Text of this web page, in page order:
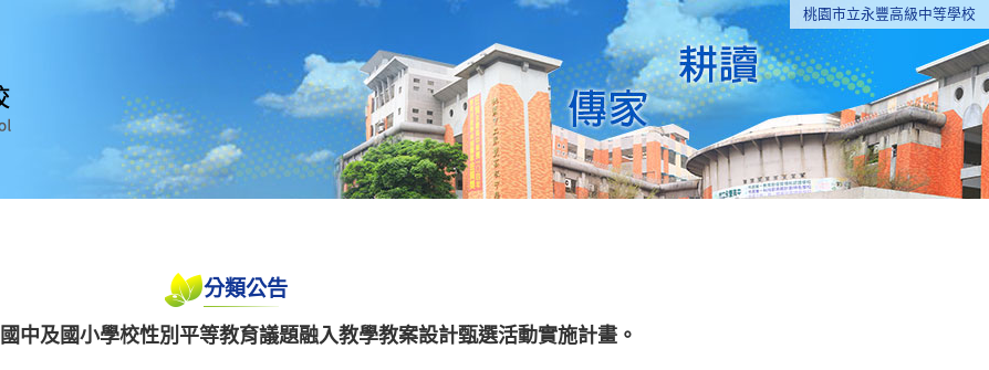
桃園市立永豐高級中等學校
分類公告
中及國小學校性別平等教育議題融入教學教案設計甄選活動實施計畫。